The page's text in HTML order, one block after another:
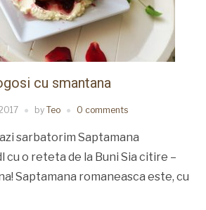
cu smantana
by Teo 0 comments
sarbatorim Saptamana
cu o reteta de la Buni Sia citire –
Saptamana romaneasca este, cu